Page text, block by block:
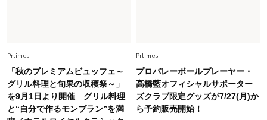
40代の夏通勤はこれ１着！「きちんと感」も
「オシャレ」も整うトレンドトップス〈4選〉
Fashion 2026.8.5
Prtimes
「秋のプレミアムビュッフェ～
グリル料理と旬果の収穫祭～」
を9月1日より開催 グリル料理
と“自分で作るモンブラン”を満
Prtimes
プロバレーボールプレーヤー・
高橋藍オフィシャルサポーター
ズクラブ限定グッズが7/27(月)か
ら予約販売開始！